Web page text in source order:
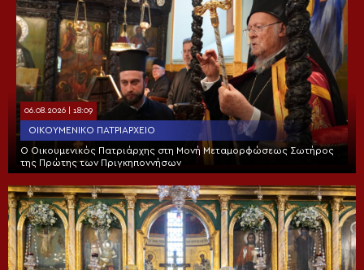
06.08.2026 | 18:09
ΟΙΚΟΥΜΕΝΙΚΌ ΠΑΤΡΙΑΡΧΕΊΟ
Ο Οικουμενικός Πατριάρχης στη Μονή Μεταμορφώσεως Σωτήρος
της Πρώτης των Πριγκηποννήσων